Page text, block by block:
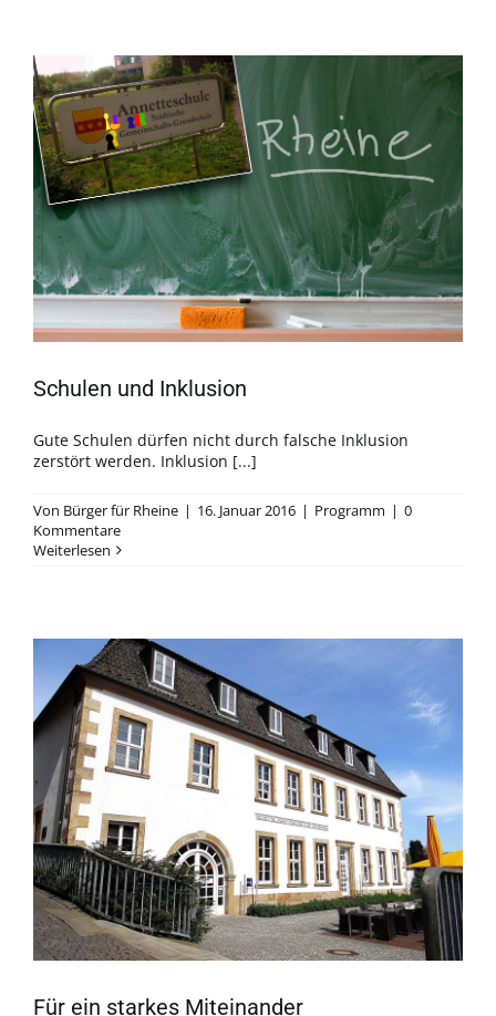
Schulen und Inklusion
Gute Schulen dürfen nicht durch falsche Inklusion
zerstört werden. Inklusion [...]
Von Bürger für Rheine | 16. Januar 2016 | Programm | 0
Kommentare
Weiterlesen
Für ein starkes Miteinander